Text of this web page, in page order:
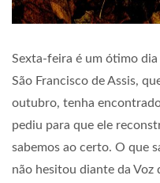
Sexta-feira é um ótimo dia
São Francisco de Assis,
outubro, tenha
pediu para que ele
sabemos ao certo. O que
não hesitou diante da Voz